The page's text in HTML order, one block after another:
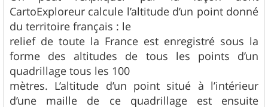
CartoExploreur calcule l’altitude d’un point donné
du territoire français : le
relief de toute la France est enregistré sous la
forme des altitudes de tous les points d’un
quadrillage tous les 100
mètres. L’altitude d’un point situé à l’intérieur
d’une maille de ce quadrillage est ensuite